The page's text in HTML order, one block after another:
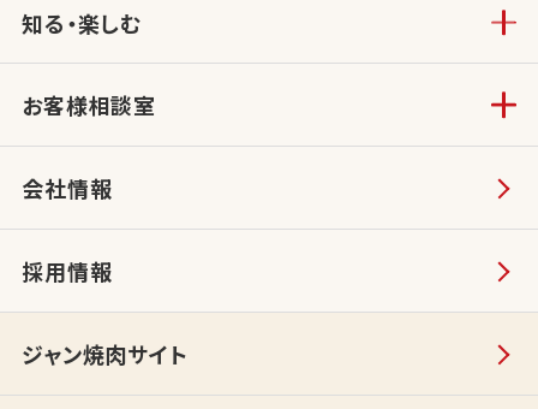
知る・楽しむ
お客様相談室
会社情報
採用情報
ジャン焼肉サイト